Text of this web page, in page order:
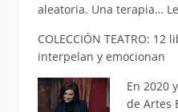
aleatoria. Una terapia…
COLECCIÓN TEATRO:
interpelan y emocionan
En 2020
de Artes